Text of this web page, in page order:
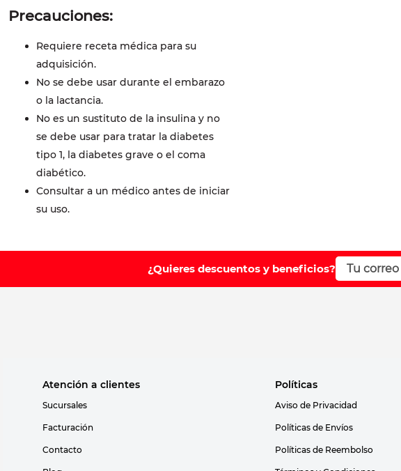
Precauciones:
Requiere receta médica para su
adquisición.
No se debe usar durante el embarazo
o la lactancia.
No es un sustituto de la insulina y no
se debe usar para tratar la diabetes
tipo 1, la diabetes grave o el coma
diabético.
Consultar a un médico antes de iniciar
su uso.
¿Quieres descuentos y beneficios?
Atención a clientes
Sucursales
Facturación
Contacto
Políticas
Aviso de Privacidad
Políticas de Envíos
Políticas de Reembolso